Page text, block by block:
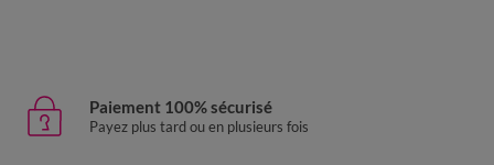
Paiement 100% sécurisé
Payez plus tard ou en plusieurs fois